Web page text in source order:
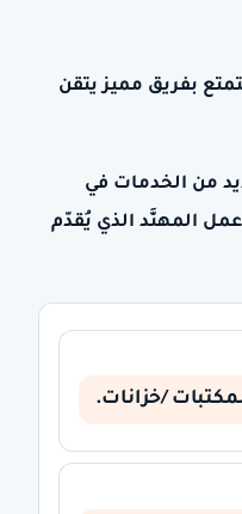
بفريق مميز يتقن
من الخدمات في
المهنَّد الذي يُقدّم
/خزانات.